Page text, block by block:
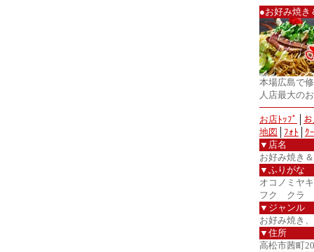
●お好み焼
本場広島で
人店最大の
お店ﾄｯﾌﾟ
地図
ﾌｫﾄ
ｸ
▼店名
お好み焼き
▼ふりがな
オコノミヤ
フク クラ
▼ジャンル
お好み焼き
▼住所
高松市茜町